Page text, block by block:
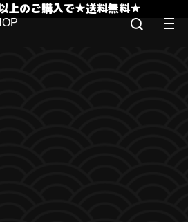
上のご購入で★送料無料★